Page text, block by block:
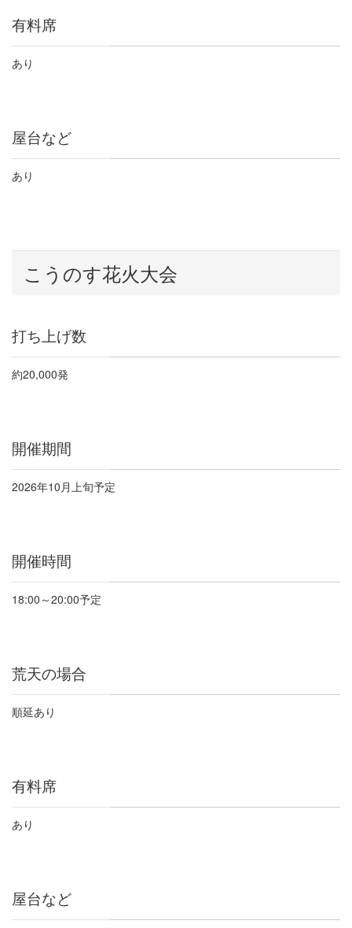
有料席
あり
屋台など
あり
こうのす花火大会
打ち上げ数
約20,000発
開催期間
2026年10月上旬予定
開催時間
18:00 ～20:00予定
荒天の場合
順延あり
有料席
あり
屋台など